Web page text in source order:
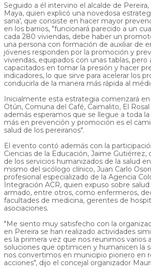
Seguido a él intervino el alcalde de Pereira,
Maya, quien explicó una novedosa
sana', que consiste en hacer mayor
en los barrios, "funcionará parecido a un
cada 280 viviendas, debe haber un
una persona con formación de auxiliar de
jóvenes responden por la promoción y
viviendas, equipados con unas tablas, pero
capacitados en tomar la presión y hacer
indicadores, lo que sirve para acelerar los
conducirla de la manera más rápida al
Inicialmente esta estrategia comenzará en
Otún, Comuna del Café, Caimalito, El
además esperamos que se llegue a toda
más en prevención y promoción es el
salud de los pereiranos".
El evento contó además con la
Ciencias de la Educación, Jaime
de los servicios humanizados de la salud
mismo del sicólogo clínico, Juan Carlo
profesional especializado de la Agencia
Integración ACR, quien expuso sobre
armado, entre otros, como enfermeros,
facultades de medicina, gerentes de
asociaciones.
"Me siento muy satisfecho con la
en Pereira se han realizado actividades
es la primera vez que nos reunimos varios
soluciones que optimicen y humanicen la
nos convertimos en municipio pionero en
acciones", dijo el concejal organizador